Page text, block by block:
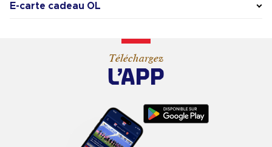
E-carte cadeau OL
Téléchargez
L’APP